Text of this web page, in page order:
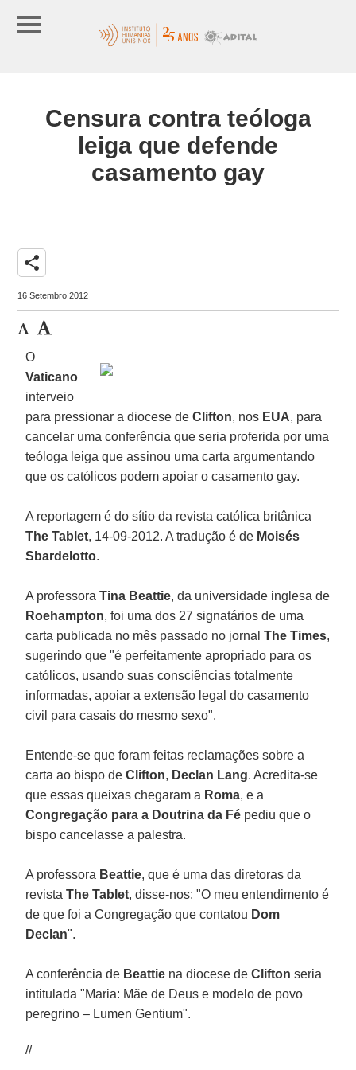
Censura contra teóloga
leiga que defende
casamento gay
share
16 Setembro 2012
O
Vaticano
interveio
para pressionar a diocese deClifton, nos EUA, para
cancelar uma conferência que seria proferida por uma
teóloga leiga que assinou uma carta argumentando
que os católicos podem apoiar o casamento gay.
A reportagem é do sítio da revista católica britânica
The Tablet, 14-09-2012. A tradução é de Moisés
Sbardelotto.
A professoraTina Beattie, da universidade inglesa de
Roehampton, foi uma dos 27 signatários de uma
carta publicada no mês passado no jornalThe Times,
sugerindo que "é perfeitamente apropriado para os
católicos, usando suas consciências totalmente
informadas, apoiar a extensão legal do casamento
civil para casais do mesmo sexo".
Entende-se que foram feitas reclamações sobre a
carta ao bispo deClifton, Declan Lang. Acredita-se
que essas queixas chegaram a Roma, e a
Congregação para a Doutrina da Fé pediu que o
bispo cancelasse a palestra.
A professora Beattie, que é uma das diretoras da
revistaThe Tablet, disse-nos: "O meu entendimento é
de que foi a Congregação que contatou Dom
Declan".
A conferência de Beattie na diocese deCliftonseria
intitulada "Maria: Mãe de Deus e modelo de povo
peregrino – Lumen Gentium".
//